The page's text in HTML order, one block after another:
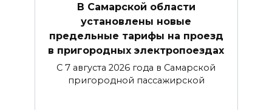
В Самарской области
установлены новые
предельные тарифы на проезд
в пригородных электропоездах
С 7 августа 2026 года в Самарской
пригородной пассажирской